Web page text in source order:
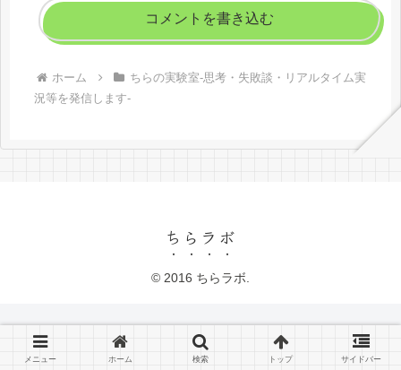
コメントを書き込む
ホーム
ちらの実験室-思考・失敗談・リアルタイム実
況等を発信します-
ちらラボ
© 2016 ちらラボ.
メニュー ホーム 検索 トップ サイドバー